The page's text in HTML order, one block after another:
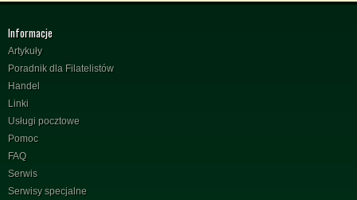
Informacje
Artykuły
Poradnik dla Filatelistów
Handel
Linki
Usługi pocztowe
Pomoc
FAQ
Serwis
Serwisy specjalne